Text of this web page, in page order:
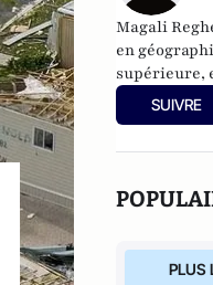
Magali
en
supérieure,
risques. et a
SUIVRE
PLUS